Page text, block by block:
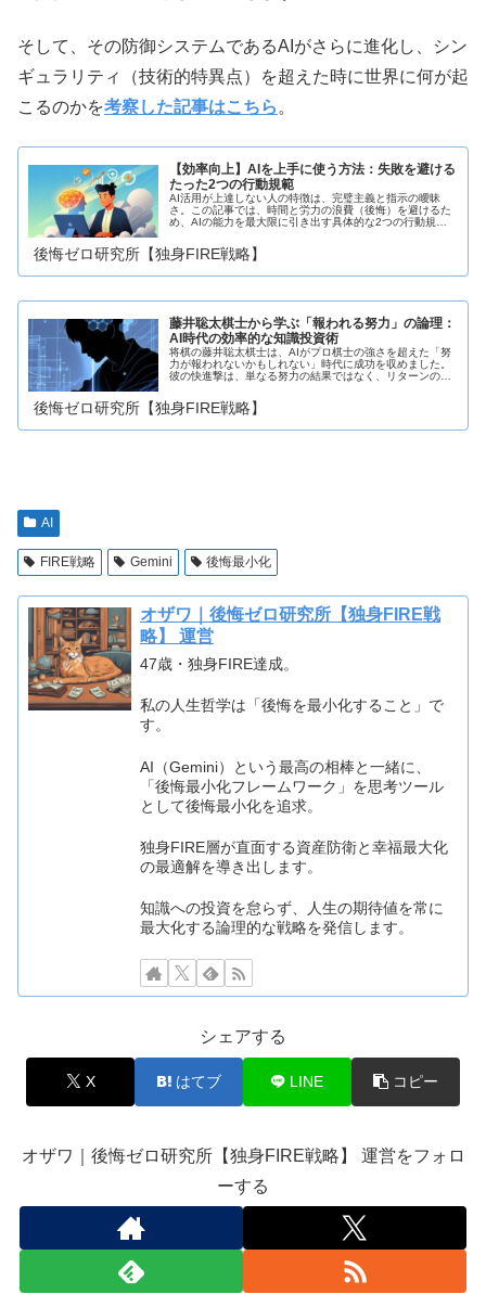
そして、その防御システムであるAIがさらに進化し、シン
ギュラリティ（技術的特異点）を超えた時に世界に何が起
こるのかを考察した記事はこちら 。
【効率向上】AIを上手に使う方法：失敗を避ける
たった2つの行動規範
AI活用が上達しない人の特徴は、完璧主義と指示の曖昧
さ。この記事では、時間と労力の浪費（後悔）を避けるた
め、AIの能力を最大限に引き出す具体的な2つの行動規範
かすための最善の手立てを学びましょう。
後悔ゼロ研究所【独身FIRE戦略】
藤井聡太棋士から学ぶ「報われる努力」の論理：
AI時代の効率的な知識投資術
将棋の藤井聡太棋士は、AIがプロ棋士の強さを超えた「努
力が報われないかもしれない」時代に成功を収めました。
彼の快進撃は、単なる努力の結果ではなく、リターンの不
と解釈できます。本記事では、後悔最小化の観点から、彼
の行動指針を「知識の安全域」と「スキルの転用可能性」
後悔ゼロ研究所【独身FIRE戦略】
AI
FIRE戦略 Gemini 後悔最小化
オザワ｜後悔ゼロ研究所【独身FIRE戦
略】 運営
47歳・独身FIRE達成。
私の人生哲学は「後悔を最小化すること」で
す。
AI（Gemini）という最高の相棒と一緒に、
「後悔最小化フレームワーク」を思考ツール
として後悔最小化を追求。
独身FIRE層が直面する資産防衛と幸福最大化
の最適解を導き出します。
知識への投資を怠らず、人生の期待値を常に
最大化する論理的な戦略を発信します。
シェアする
X はてブ LINE コピー
オザワ｜後悔ゼロ研究所【独身FIRE戦略】 運営をフォロ
ーする